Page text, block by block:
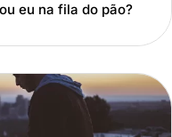
eu na fila do pão?